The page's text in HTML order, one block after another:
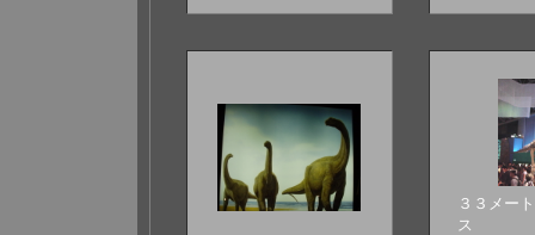
３３メー
ス